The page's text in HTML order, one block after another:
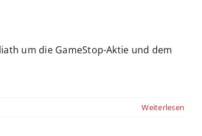
um die GameStop-Aktie und dem
Weiterlesen